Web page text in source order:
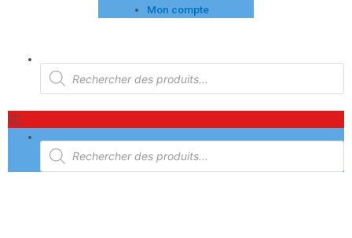
Mon compte
Recherche
de
produits
Menu
Recherche
de
produits